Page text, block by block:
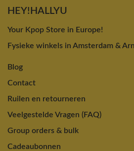
HEY!HALLYU
Your Kpop Store in Europe!
Fysieke winkels in Amsterdam &
Blog
Contact
Ruilen en retourneren
Veelgestelde Vragen (FAQ)
Group orders & bulk
Cadeaubonnen